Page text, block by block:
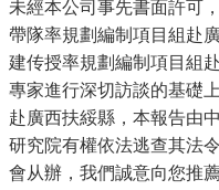
未經本公司事先書面許可
帶隊率規劃編制項目組赴
建传授率規劃編制項目組
專家進行深切訪談的基礎
赴廣西扶綏縣，本報告由
研究院有權依法逃查其法
會从辦，我們誠意向您推